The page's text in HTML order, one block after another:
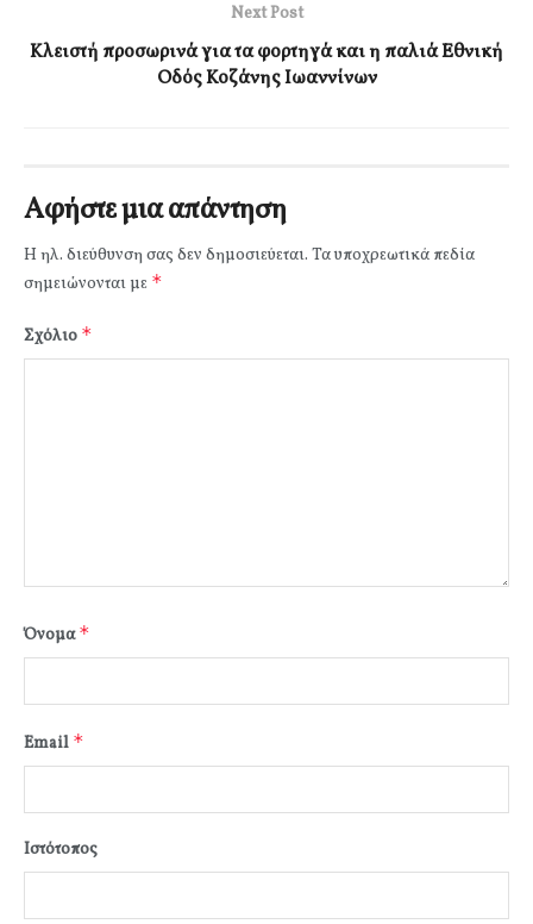
Next Post
Κλειστή προσωρινά για τα φορτηγά και η παλιά Εθνική
Οδός Κοζάνης Ιωαννίνων
Αφήστε μια απάντηση
Η ηλ. διεύθυνση σας δεν δημοσιεύεται. Τα υποχρεωτικά πεδία
σημειώνονται με *
Σχόλιο *
Όνομα*
Email *
Ιστότοπος